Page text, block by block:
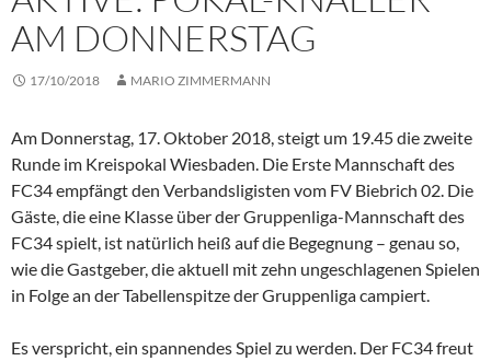
AM DONNERSTAG
17/10/2018 MARIO ZIMMERMANN
Am Donnerstag, 17. Oktober 2018, steigt um 19.45 die zweite
Runde im Kreispokal Wiesbaden. Die Erste Mannschaft des
FC34 empfängt den Verbandsligisten vom FV Biebrich 02. Die
Gäste, die eine Klasse über der Gruppenliga-Mannschaft des
FC34 spielt, ist natürlich heiß auf die Begegnung – genau so,
wie die Gastgeber, die aktuell mit zehn ungeschlagenen Spielen
in Folge an der Tabellenspitze der Gruppenliga campiert.
Es verspricht, ein spannendes Spiel zu werden. Der FC34 freut